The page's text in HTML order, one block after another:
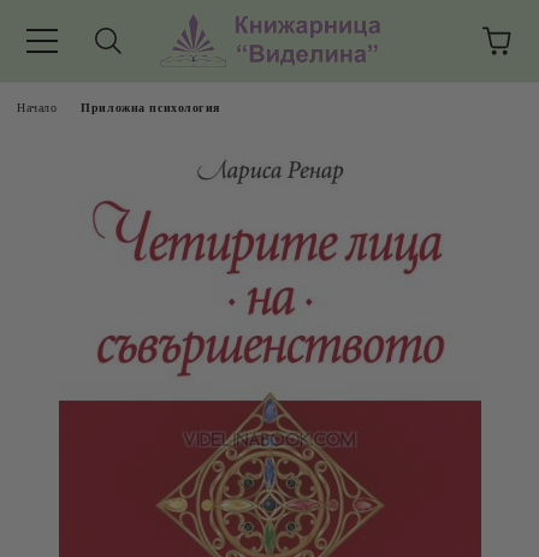
Начало Приложна психология